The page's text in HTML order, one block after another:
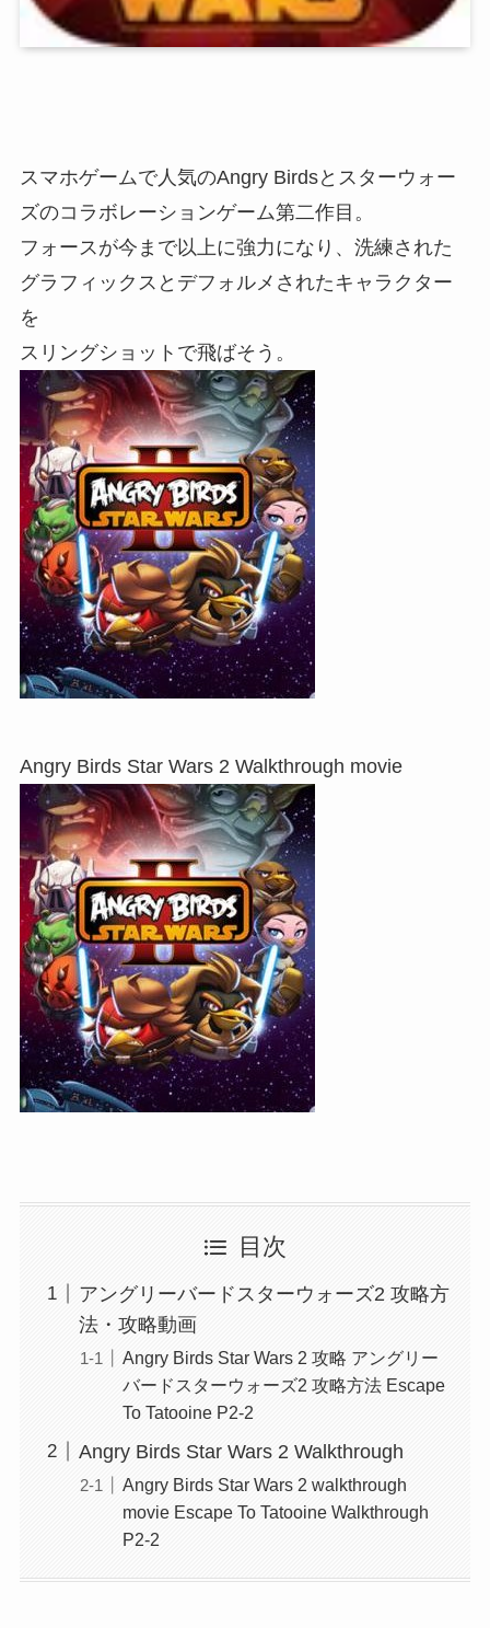
スマホゲームで人気のAngry Birdsとスターウォー
ズのコラボレーションゲーム第二作目。
フォースが今まで以上に強力になり、洗練された
グラフィックスとデフォルメされたキャラクター
を
スリングショットで飛ばそう。
Angry Birds Star Wars 2 Walkthrough movie
目次
アングリーバードスターウォーズ2 攻略方
法・攻略動画
Angry Birds Star Wars 2 攻略 アングリー
バードスターウォーズ2 攻略方法 Escape
To Tatooine P2-2
Angry Birds Star Wars 2 Walkthrough
Angry Birds Star Wars 2 walkthrough
movie Escape To Tatooine Walkthrough
P2-2